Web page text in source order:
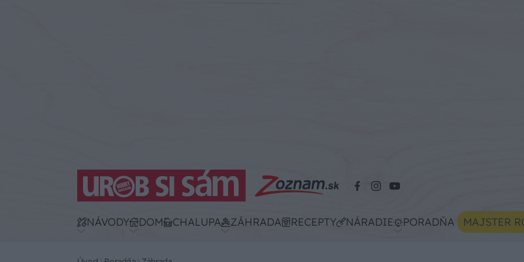
NÁVODY DOM CHALUPA ZÁHRADA RECEPTY NÁRADIE PORADŇA MAJSTER